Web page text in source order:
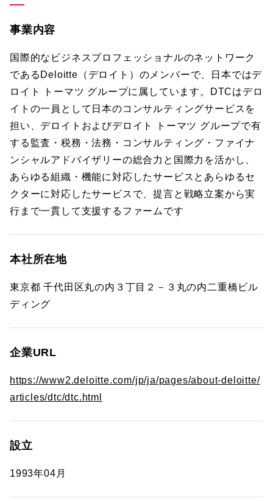
事業内容
国際的なビジネスプロフェッショナルのネットワーク
であるDeloitte（デロイト）のメンバーで、日本ではデ
ロイト トーマツ グループに属しています。DTCはデロ
イトの一員として日本のコンサルティングサービスを
担い、デロイトおよびデロイト トーマツ グループで有
する監査・税務・法務・コンサルティング・ファイナ
ンシャルアドバイザリーの総合力と国際力を活かし、
あらゆる組織・機能に対応したサービスとあらゆるセ
クターに対応したサービスで、提言と戦略立案から実
行まで一貫して支援するファームです
本社所在地
東京都 千代田区丸の内３丁目２－３丸の内二重橋ビル
ディング
企業URL
https://www2.deloitte.com/jp/ja/pages/about-deloitte/
articles/dtc/dtc.html
設立
1993年04月